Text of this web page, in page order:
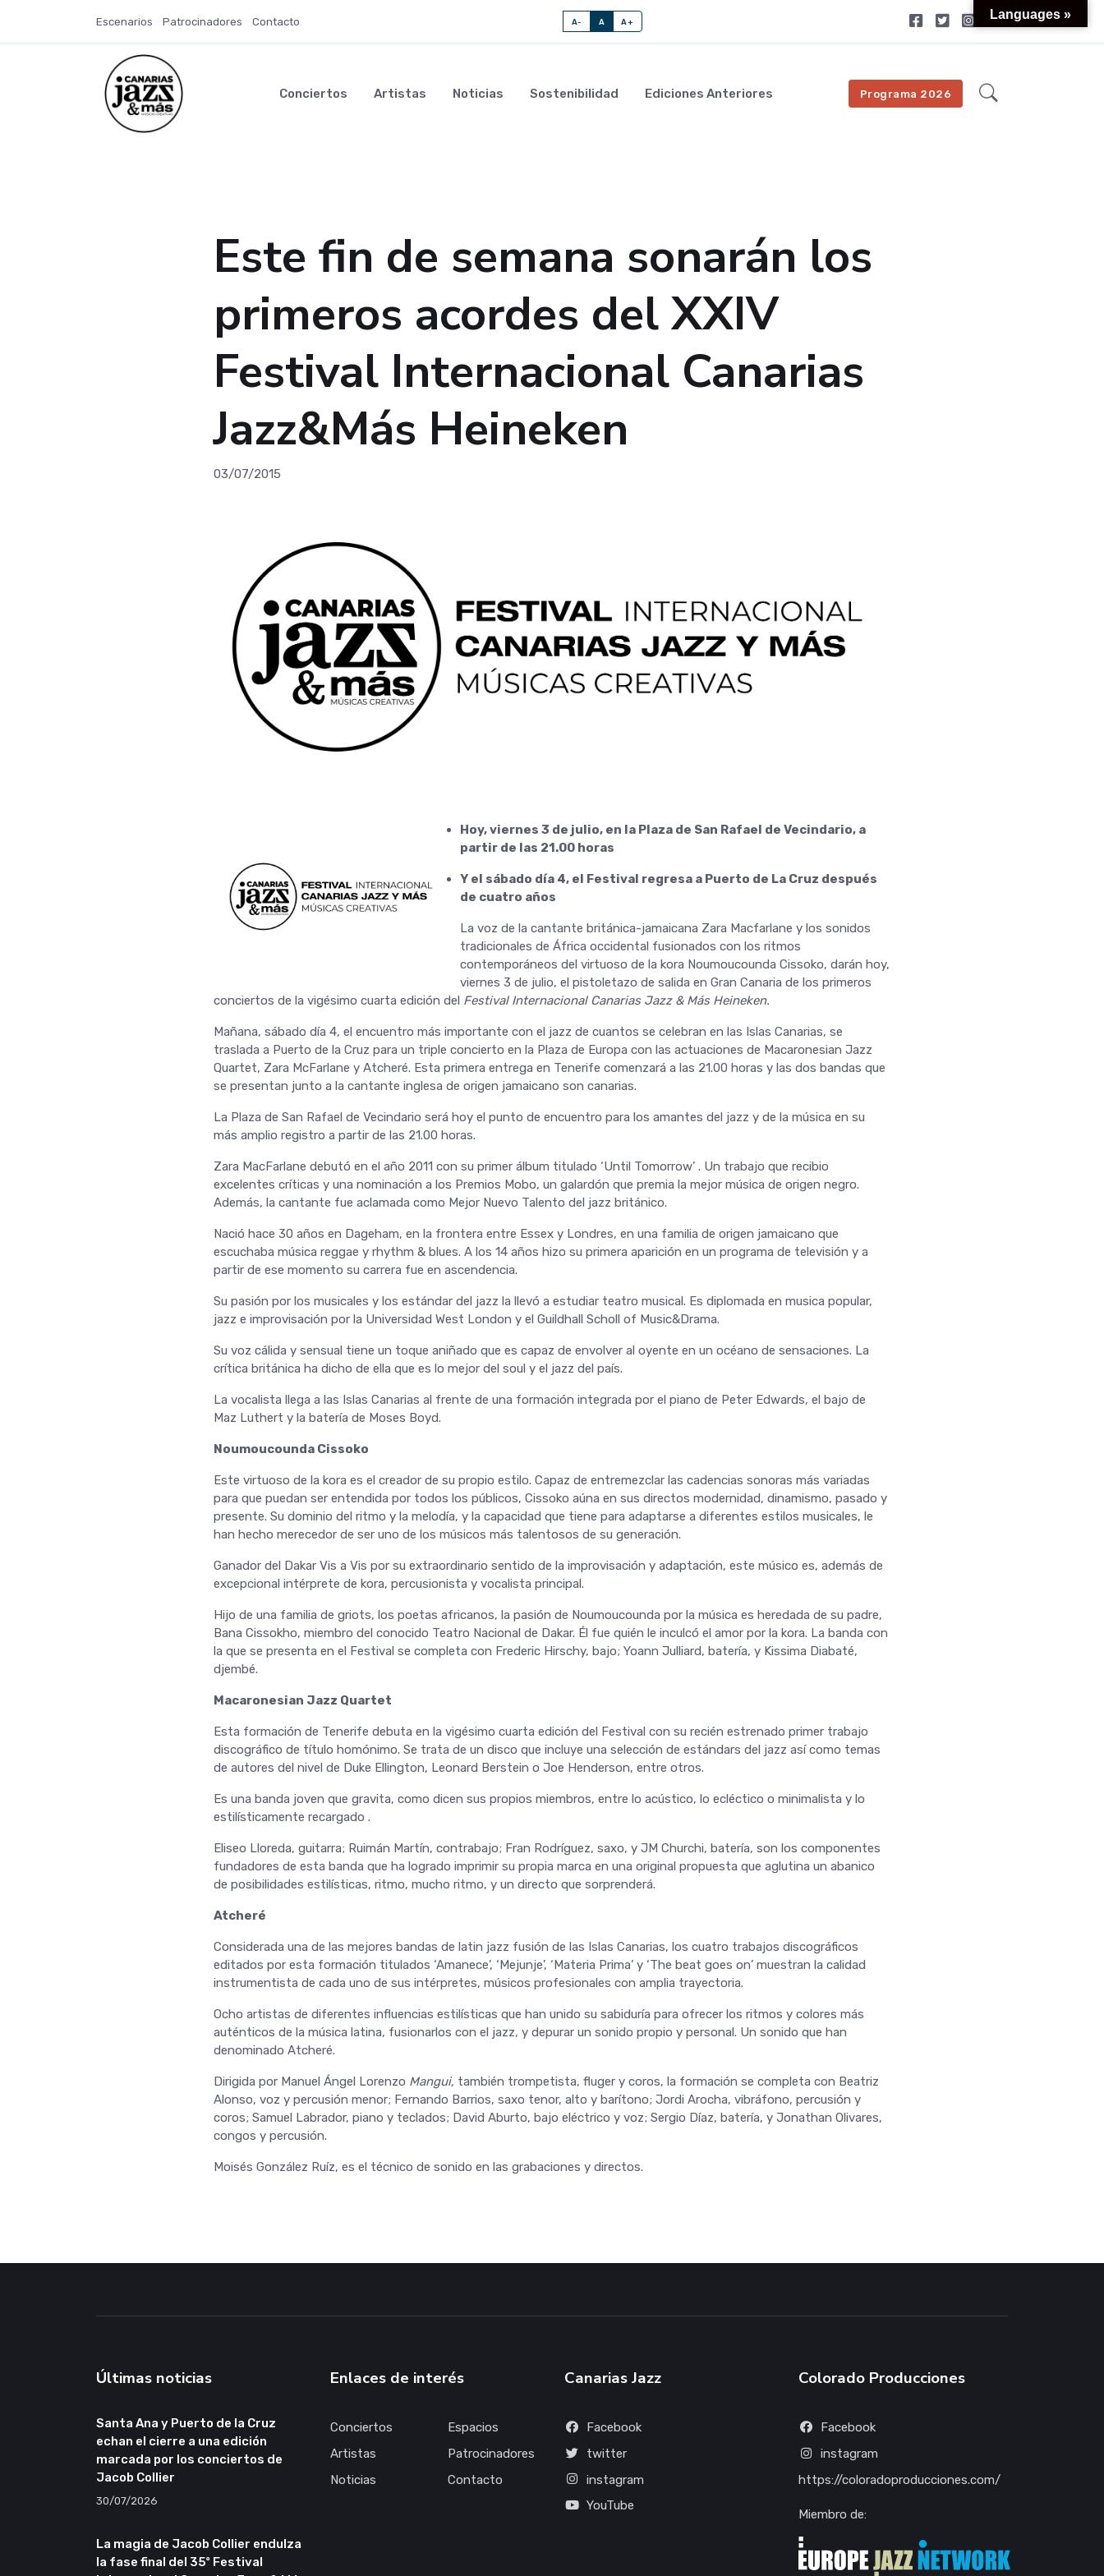
Escenarios Patrocinadores Contacto A- A A+
Conciertos Artistas Noticias Sostenibilidad Ediciones Anteriores Programa 2026
Este fin de semana sonarán los
primeros acordes del XXIV
Festival Internacional Canarias
Jazz&Más Heineken
03/07/2015
Hoy, viernes 3 de julio, en la Plaza de San Rafael de Vecindario, a
partir de las 21.00 horas
Y el sábado día 4, el Festival regresa a Puerto de La Cruz después
de cuatro años
La voz de la cantante británica-jamaicana Zara Macfarlane y los sonidos
tradicionales de África occidental fusionados con los ritmos
contemporáneos del virtuoso de la kora Noumoucounda Cissoko, darán hoy,
viernes 3 de julio, el pistoletazo de salida en Gran Canaria de los primeros
conciertos de la vigésimo cuarta edición del Festival Internacional Canarias Jazz & Más Heineken.
Mañana, sábado día 4, el encuentro más importante con el jazz de cuantos se celebran en las Islas Canarias, se
traslada a Puerto de la Cruz para un triple concierto en la Plaza de Europa con las actuaciones de Macaronesian Jazz
Quartet, Zara McFarlane y Atcheré. Esta primera entrega en Tenerife comenzará a las 21.00 horas y las dos bandas que
se presentan junto a la cantante inglesa de origen jamaicano son canarias.
La Plaza de San Rafael de Vecindario será hoy el punto de encuentro para los amantes del jazz y de la música en su
más amplio registro a partir de las 21.00 horas.
Zara MacFarlane debutó en el año 2011 con su primer álbum titulado ‘Until Tomorrow’ . Un trabajo que recibio
excelentes críticas y una nominación a los Premios Mobo, un galardón que premia la mejor música de origen negro.
Además, la cantante fue aclamada como Mejor Nuevo Talento del jazz británico.
Nació hace 30 años en Dageham, en la frontera entre Essex y Londres, en una familia de origen jamaicano que
escuchaba música reggae y rhythm & blues. A los 14 años hizo su primera aparición en un programa de televisión y a
partir de ese momento su carrera fue en ascendencia.
Su pasión por los musicales y los estándar del jazz la llevó a estudiar teatro musical. Es diplomada en musica popular,
jazz e improvisación por la Universidad West London y el Guildhall Scholl of Music&Drama.
Su voz cálida y sensual tiene un toque aniñado que es capaz de envolver al oyente en un océano de sensaciones. La
crítica británica ha dicho de ella que es lo mejor del soul y el jazz del país.
La vocalista llega a las Islas Canarias al frente de una formación integrada por el piano de Peter Edwards, el bajo de
Maz Luthert y la batería de Moses Boyd.
Noumoucounda Cissoko
Este virtuoso de la kora es el creador de su propio estilo. Capaz de entremezclar las cadencias sonoras más variadas
para que puedan ser entendida por todos los públicos, Cissoko aúna en sus directos modernidad, dinamismo, pasado y
presente. Su dominio del ritmo y la melodía, y la capacidad que tiene para adaptarse a diferentes estilos musicales, le
han hecho merecedor de ser uno de los músicos más talentosos de su generación.
Ganador del Dakar Vis a Vis por su extraordinario sentido de la improvisación y adaptación, este músico es, además de
excepcional intérprete de kora, percusionista y vocalista principal.
Hijo de una familia de griots, los poetas africanos, la pasión de Noumoucounda por la música es heredada de su padre,
Bana Cissokho, miembro del conocido Teatro Nacional de Dakar. Él fue quién le inculcó el amor por la kora. La banda con
la que se presenta en el Festival se completa con Frederic Hirschy, bajo; Yoann Julliard, batería, y Kissima Diabaté,
djembé.
Macaronesian Jazz Quartet
Esta formación de Tenerife debuta en la vigésimo cuarta edición del Festival con su recién estrenado primer trabajo
discográfico de título homónimo. Se trata de un disco que incluye una selección de estándars del jazz así como temas
de autores del nivel de Duke Ellington, Leonard Berstein o Joe Henderson, entre otros.
Es una banda joven que gravita, como dicen sus propios miembros, entre lo acústico, lo ecléctico o minimalista y lo
estilísticamente recargado .
Eliseo Lloreda, guitarra; Ruimán Martín, contrabajo; Fran Rodríguez, saxo, y JM Churchi, batería, son los componentes
fundadores de esta banda que ha logrado imprimir su propia marca en una original propuesta que aglutina un abanico
de posibilidades estilísticas, ritmo, mucho ritmo, y un directo que sorprenderá.
Atcheré
Considerada una de las mejores bandas de latin jazz fusión de las Islas Canarias, los cuatro trabajos discográficos
editados por esta formación titulados ‘Amanece’, ‘Mejunje’, ‘Materia Prima’ y ‘The beat goes on’ muestran la calidad
instrumentista de cada uno de sus intérpretes, músicos profesionales con amplia trayectoria.
Ocho artistas de diferentes influencias estilísticas que han unido su sabiduría para ofrecer los ritmos y colores más
auténticos de la música latina, fusionarlos con el jazz, y depurar un sonido propio y personal. Un sonido que han
denominado Atcheré.
Dirigida por Manuel Ángel Lorenzo Mangui, también trompetista, fluger y coros, la formación se completa con Beatriz
Alonso, voz y percusión menor; Fernando Barrios, saxo tenor, alto y barítono; Jordi Arocha, vibráfono, percusión y
coros; Samuel Labrador, piano y teclados; David Aburto, bajo eléctrico y voz; Sergio Díaz, batería, y Jonathan Olivares,
congos y percusión.
Moisés González Ruíz, es el técnico de sonido en las grabaciones y directos.
Últimas noticias
Santa Ana y Puerto de la Cruz
echan el cierre a una edición
marcada por los conciertos de
Jacob Collier
30/07/2026
La magia de Jacob Collier endulza
la fase final del 35º Festival
Enlaces de interés
Conciertos
Artistas
Noticias
Espacios
Patrocinadores
Contacto
Canarias Jazz
Facebook
twitter
instagram
YouTube
Colorado Producciones
Facebook
instagram
https://coloradoproducciones.com/
Miembro de:
Languages »